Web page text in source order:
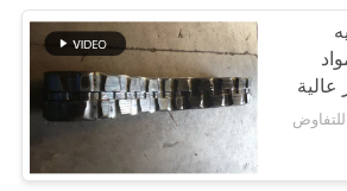
عالية